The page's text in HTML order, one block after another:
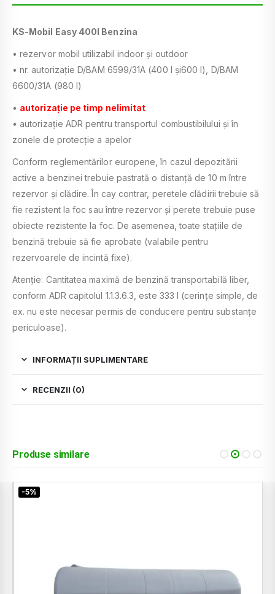
KS-Mobil Easy 400l Benzina
• rezervor mobil utilizabil indoor şi outdoor
• nr. autorizaţie D/BAM 6599/31A (400 l şi600 l), D/BAM
6600/31A (980 l)
• autorizaţie pe timp nelimitat
• autorizaţie ADR pentru transportul combustibilului şi în
zonele de protecţie a apelor
Conform reglementărilor europene, în cazul depozitării
active a benzinei trebuie pastrată o distanţă de 10 m între
rezervor şi clădire. În cay contrar, peretele clădirii trebuie să
fie rezistent la foc sau între rezervor şi perete trebuie puse
obiecte rezistente la foc. De asemenea, toate staţiile de
benzină trebuie să fie aprobate (valabile pentru
rezervoarele de incintă fixe).
Atenţie: Cantitatea maximă de benzină transportabilă liber,
conform ADR capitolul 1.1.3.6.3, este 333 l (cerinţe simple, de
ex. nu este necesar permis de conducere pentru substanţe
periculoase).
INFORMAȚII SUPLIMENTARE
RECENZII (0)
Produse similare
-5%